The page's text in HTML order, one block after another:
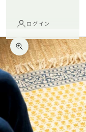
ログイン
ズームイン